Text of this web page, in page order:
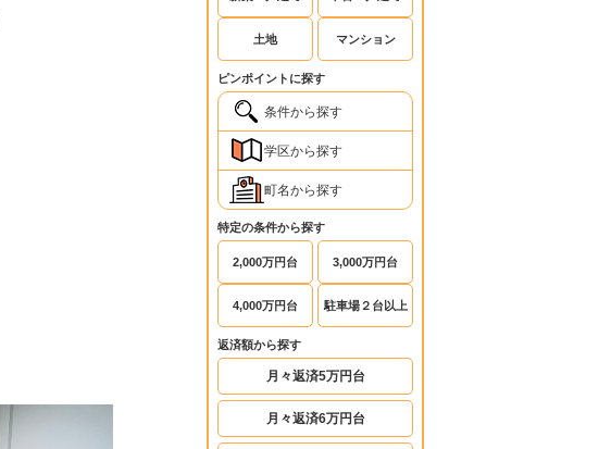
土地 マンション
ピンポイントに探す
条件から探す
学区から探す
町名から探す
特定の条件から探す
2,000万円台 3,000万円台
4,000万円台 駐車場２台以上
返済額から探す
月々返済5万円台
月々返済6万円台